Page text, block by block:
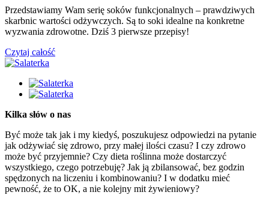
Przedstawiamy Wam serię soków funkcjonalnych – prawdziwych
skarbnic wartości odżywczych. Są to soki idealne na konkretne
wyzwania zdrowotne. Dziś 3 pierwsze przepisy!
Czytaj całość
Kilka słów o nas
Być może tak jak i my kiedyś, poszukujesz odpowiedzi na pytanie
jak odżywiać się zdrowo, przy małej ilości czasu? I czy zdrowo
może być przyjemnie? Czy dieta roślinna może dostarczyć
wszystkiego, czego potrzebuję? Jak ją zbilansować, bez godzin
spędzonych na liczeniu i kombinowaniu? I w dodatku mieć
pewność, że to OK, a nie kolejny mit żywieniowy?